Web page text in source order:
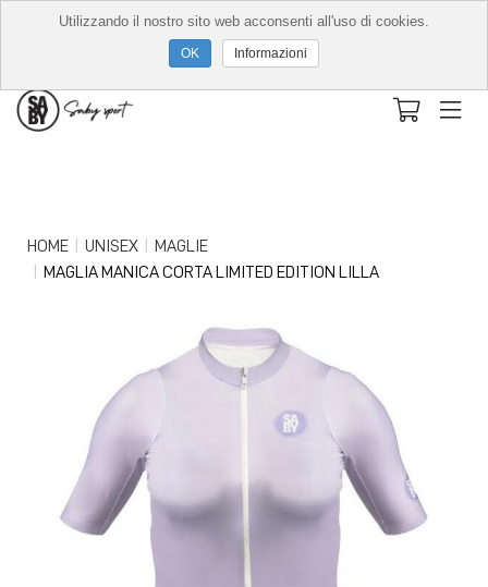
HOME UNISEX
MAGLIE
MAGLIA MANICA CORTA LIMITED EDITION LILLA
Utilizzando il nostro sito web acconsenti all'uso di cookies.
Informazioni